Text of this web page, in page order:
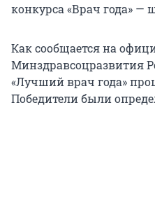
конкурса «Врач года» —
Как сообщается на
Минздравсоцразвития
«Лучший врач года»
Победители были